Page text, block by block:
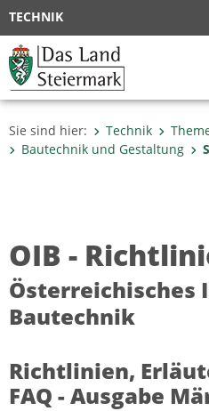
TECHNIK
Sie sind hier: Technik
Bautechnik und Gestaltung
OIB -
Bautechnik
Richtlinien,
FAQ - Ausgabe